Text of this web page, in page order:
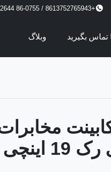
+8613752765943 / 86-0755 23592644
تماس بگیرید وبلاگ